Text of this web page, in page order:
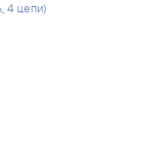
4 цепи)